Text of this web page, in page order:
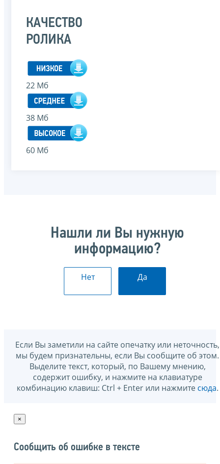
КАЧЕСТВО
РОЛИКА
22 Мб
38 Мб
60 Мб
Нашли ли Вы нужную
информацию?
Нет Да
Если Вы заметили на сайте опечатку или неточность,
мы будем признательны, если Вы сообщите об этом.
Выделите текст, который, по Вашему мнению,
содержит ошибку, и нажмите на клавиатуре
комбинацию клавиш: Ctrl + Enter или нажмите сюда.
×
Сообщить об ошибке в тексте